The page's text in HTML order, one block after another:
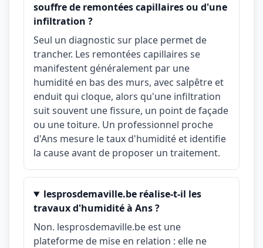
souffre de remontées capillaires ou d'une
infiltration ?
Seul un diagnostic sur place permet de
trancher. Les remontées capillaires se
manifestent généralement par une
humidité en bas des murs, avec salpêtre et
enduit qui cloque, alors qu'une infiltration
suit souvent une fissure, un point de façade
ou une toiture. Un professionnel proche
d'Ans mesure le taux d'humidité et identifie
la cause avant de proposer un traitement.
lesprosdemaville.be réalise-t-il les
travaux d'humidité à Ans ?
Non. lesprosdemaville.be est une
plateforme de mise en relation : elle ne